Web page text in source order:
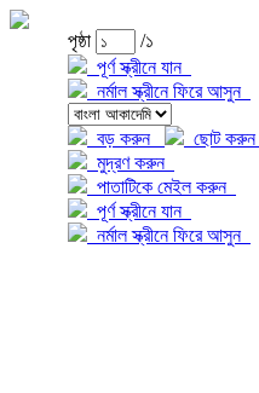
পৃষ্ঠা
/১
পূর্ণ স্ক্রীনে যান
নর্মাল স্ক্রীনে ফিরে আসুন
বড় করুন
ছোট করুন
মুদ্রণ করুন
পাতাটিকে মেইল করুন
পূর্ণ স্ক্রীনে যান
নর্মাল স্ক্রীনে ফিরে আসুন